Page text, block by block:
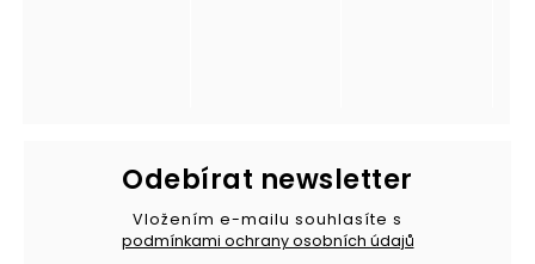
Odebírat newsletter
Vložením e-mailu souhlasíte s
podmínkami ochrany osobních údajů